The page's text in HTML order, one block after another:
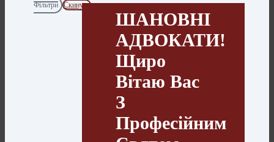
Фільтри
Скинути
ШАНОВНІ
АДВОКАТИ!
Щиро
Вітаю Вас
З
Професійним